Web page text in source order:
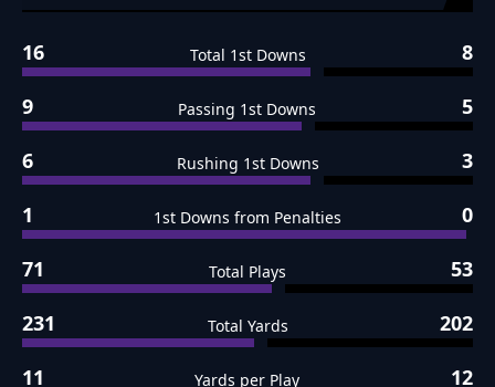
16 Total 1st Downs 8
9 Passing 1st Downs 5
6 Rushing 1st Downs 3
1 1st Downs from Penalties 0
71 Total Plays 53
231 Total Yards 202
11 Yards per Play 12